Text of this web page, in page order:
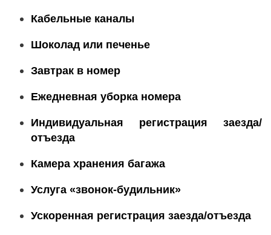
Кабельные каналы
Шоколад или печенье
Завтрак в номер
Ежедневная уборка номера
Индивидуальная регистрация заезда/
отъезда
Камера хранения багажа
Услуга «звонок-будильник»
Ускоренная регистрация заезда/отъезда